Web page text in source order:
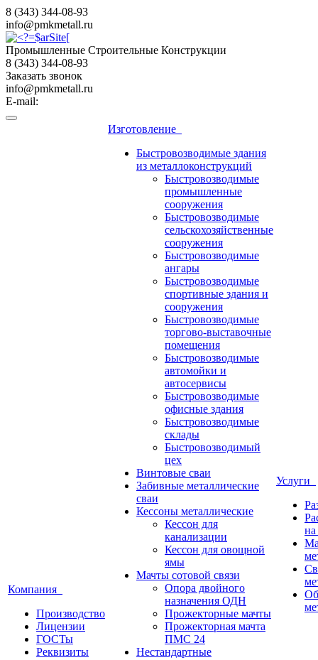
8 (343) 344-08-93
info@pmkmetall.ru
Промышленные Строительные Конструкции
8 (343) 344-08-93
Заказать звонок
info@pmkmetall.ru
E-mail:
Компания
Производство
Лицензии
ГОСТы
Реквизиты
Изготовление
Быстровозводимые здания
из металлоконструкций
Быстровозводимые
промышленные
сооружения
Быстровозводимые
сельскохозяйственные
сооружения
Быстровозводимые
ангары
Быстровозводимые
спортивные здания и
сооружения
Быстровозводимые
торгово-выставочные
помещения
Быстровозводимые
автомойки и
автосервисы
Быстровозводимые
офисные здания
Быстровозводимые
склады
Быстровозводимый
цех
Винтовые сваи
Забивные металлические
сваи
Кессоны металлические
Кессон для
канализации
Кессон для овощной
ямы
Мачты сотовой связи
Опора двойного
назначения ОДН
Прожекторные мачты
Прожекторная мачта
ПМС 24
Нестандартные
Услуги